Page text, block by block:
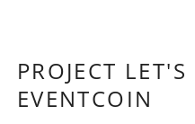
PROJECT
EVENTCOIN